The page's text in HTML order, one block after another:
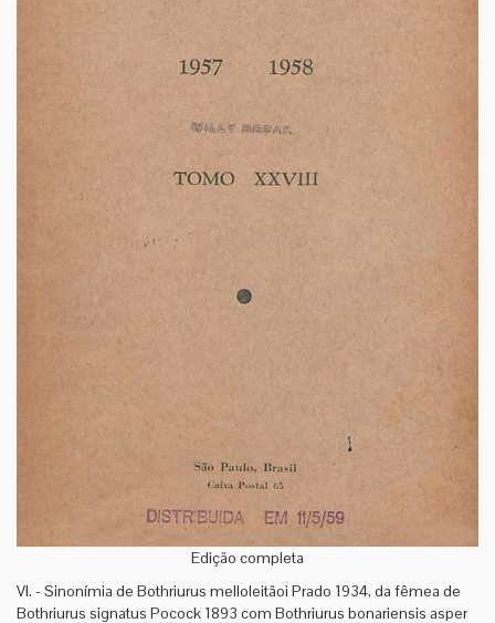
Edição completa
VI. - Sinonímia de Bothriurus melloleitãoi Prado 1934, da fêmea de
Bothriurus signatus Pocock 1893 com Bothriurus bonariensis asper